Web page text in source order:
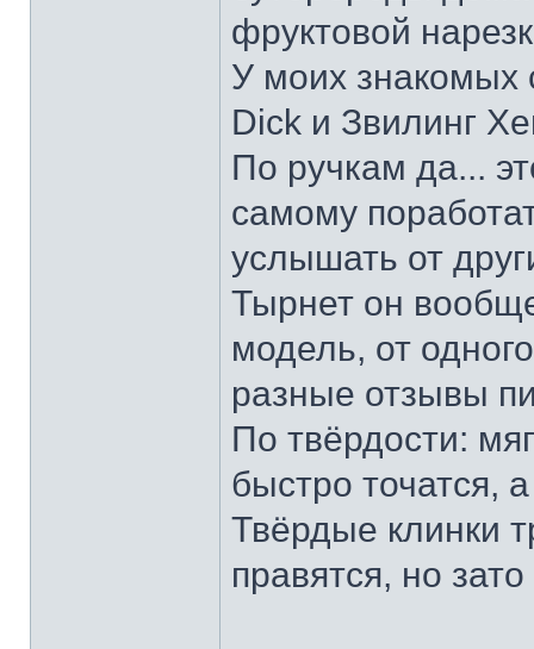
фруктовой
У моих знакомых
Dick и Звилинг
По ручкам да...
самому
услышать от
Тырнет он
модель, от
разные отзывы
По твёрдости:
быстро точатся,
Твёрдые клинки
правятся, но